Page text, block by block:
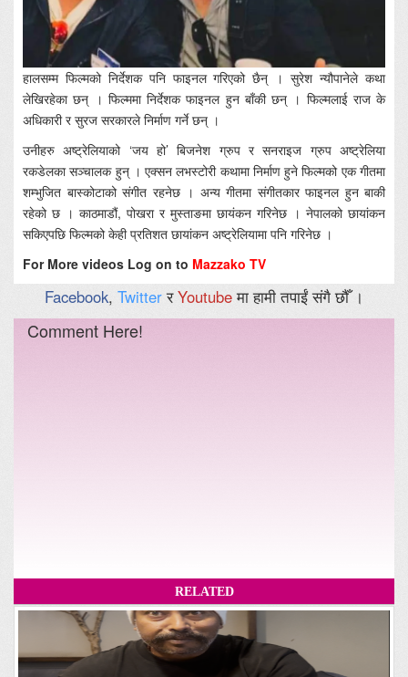
हालसम्म फिल्मको निर्देशक पनि फाइनल गरिएको छैन् । सुरेश न्यौपानेले कथा
लेखिरहेका छन् । फिल्ममा निर्देशक फाइनल हुन बाँकी छन् । फिल्मलाई राज के
अधिकारी र सुरज सरकारले निर्माण गर्ने छन् ।
उनीहरु अष्ट्रेलियाको ‘जय हो’ बिजनेश ग्रुप र सनराइज ग्रुप अष्ट्रेलिया
रकडेलका सञ्चालक हुन् । एक्सन लभस्टोरी कथामा निर्माण हुने फिल्मको एक गीतमा
शम्भुजित बास्कोटाको संगीत रहनेछ । अन्य गीतमा संगीतकार फाइनल हुन बाकी
रहेको छ । काठमाडौं, पोखरा र मुस्ताङमा छायंकन गरिनेछ । नेपालको छायांकन
सकिएपछि फिल्मको केही प्रतिशत छायांकन अष्ट्रेलियामा पनि गरिनेछ ।
For More videos Log on to Mazzako TV
Facebook, TwitterरYoutubeमा हामी तपाईं संगै छौँ ।
Comment Here!
RELATED